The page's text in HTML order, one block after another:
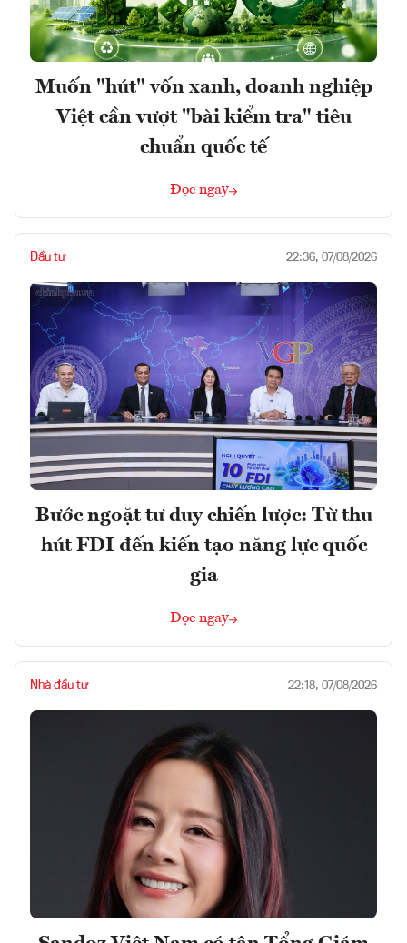
Muốn "hút" vốn xanh, doanh nghiệp
Việt cần vượt "bài kiểm tra" tiêu
chuẩn quốc tế
Đọc ngay
Đầu tư 22:36, 07/08/2026
Bước ngoặt tư duy chiến lược: Từ thu
hút FDI đến kiến tạo năng lực quốc
gia
Đọc ngay
Nhà đầu tư 22:18, 07/08/2026